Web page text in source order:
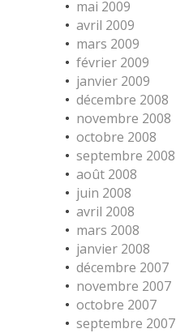
mai 2009
avril 2009
mars 2009
février 2009
janvier 2009
décembre 2008
novembre 2008
octobre 2008
septembre 2008
août 2008
juin 2008
avril 2008
mars 2008
janvier 2008
décembre 2007
novembre 2007
octobre 2007
septembre 2007